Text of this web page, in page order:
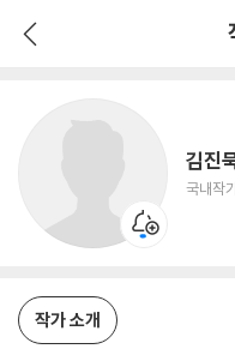
김진
국내작
자연과학/공
작가 소개